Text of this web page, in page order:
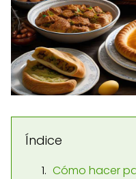
Índice
Cómo hacer